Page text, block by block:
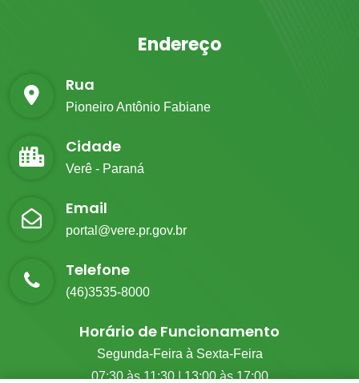
Endereço
Rua
Pioneiro Antônio Fabiane
Cidade
Verê - Paraná
Email
portal@vere.pr.gov.br
Telefone
(46)3535-8000
Horário de Funcionamento
Segunda-Feira à Sexta-Feira
07:30 às 11:30 | 13:00 às 17:00